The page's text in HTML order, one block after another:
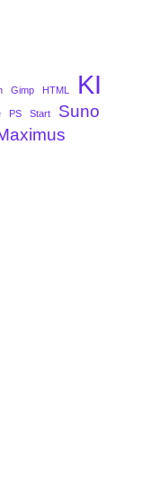
Gimp HTML KI
PS Start
Suno